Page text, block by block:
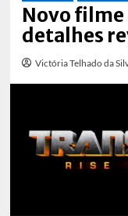
Novo
detalhes
Victória Telhado da